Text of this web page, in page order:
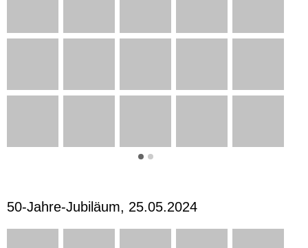
50-Jahre-Jubiläum, 25.05.2024